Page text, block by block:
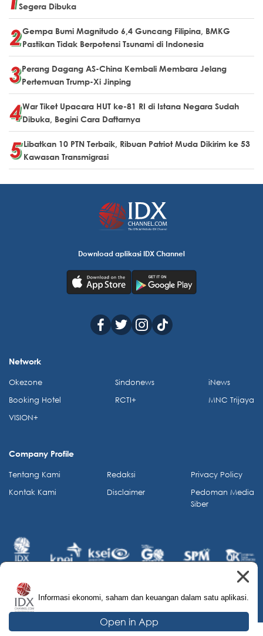
Segera Dibuka
Gempa Bumi Magnitudo 6,4 Guncang Filipina, BMKG
Pastikan Tidak Berpotensi Tsunami di Indonesia
Perang Dagang AS-China Kembali Membara Jelang
Pertemuan Trump-Xi Jinping
War Tiket Upacara HUT ke-81 RI di Istana Negara Sudah
Dibuka, Begini Cara Daftarnya
Libatkan 10 PTN Terbaik, Ribuan Patriot Muda Dikirim ke 53
Kawasan Transmigrasi
Informasi ekonomi, saham dan keuangan dalam satu aplikasi.
Open in App
Download aplikasi IDX Channel
Network
Okezone
Booking Hotel
VISION+
Sindonews
RCTI+
iNews
MNC Trijaya
Company Profile
Tentang Kami
Kontak Kami
Redaksi
Disclaimer
Privacy Policy
Pedoman Media
Siber
© 2026 IDX Channel. All Rights Reserved.